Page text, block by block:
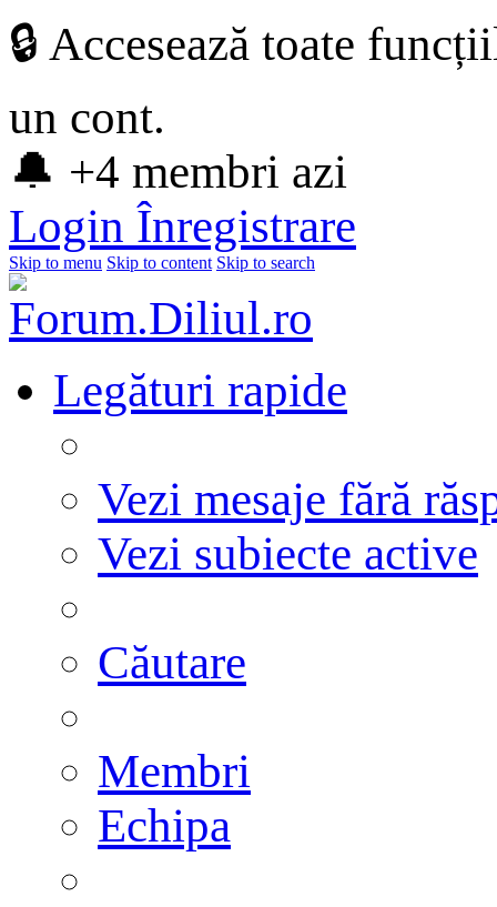
🔒 Accesează toate
un cont.
🔔 +4 membri azi
Login Înregistrare
Skip to menu Skip to content Skip to search
Legături rapide
Vezi mesaje fără
Vezi subiecte active
Căutare
Membri
Echipa